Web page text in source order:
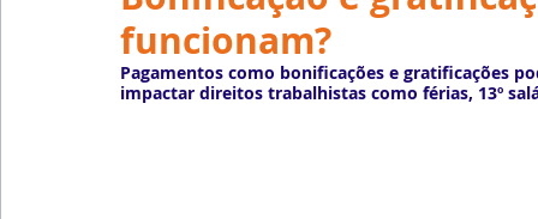
Emprego Avaliação de Desempenho
funcionam?
Pagamentos como bonificações e gratificações
impactar direitos trabalhistas como férias, 13º